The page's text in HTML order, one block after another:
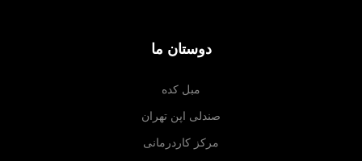
دوستان ما
مبل کده
صندلی اپن تهران
مرکز کاردرمانی